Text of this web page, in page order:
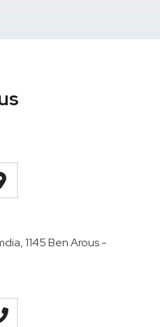
1145 Ben Arous -